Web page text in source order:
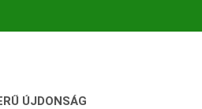
ÚJDONSÁG